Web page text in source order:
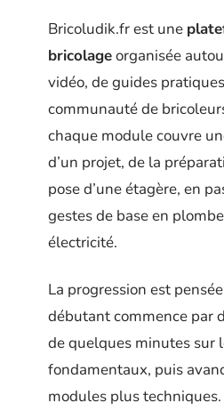
Bricoludik.fr est une
bricolageorganisée
vidéo, de guides
communauté de
chaque module couvre
d’un projet, de la
pose d’une étagère, en
gestes de base en
électricité.
La progression est
débutant commence par
de quelques minutes sur
fondamentaux, puis
modules plus